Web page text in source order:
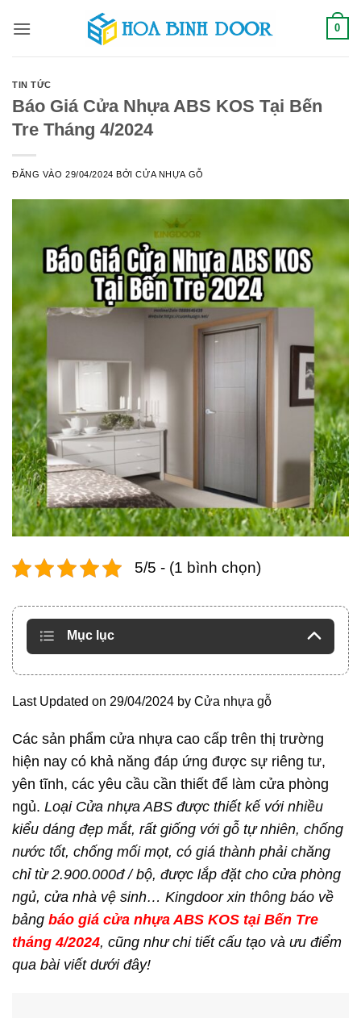
qua
0
TIN TỨC
Báo Giá Cửa Nhựa ABS KOS Tại Bến
Tre Tháng 4/2024
ĐĂNG VÀO29/04/2024 BỞICỬA NHỰA GỖ
5/5 - (1 bình chọn)
Mục lục
Last Updated on 29/04/2024 by Cửa nhựa gỗ
Các sản phẩm cửa nhựa cao cấp trên thị trường
hiện nay có khả năng đáp ứng được sự riêng tư,
yên tĩnh, các yêu cầu cần thiết để làm cửa phòng
ngủ. Loại Cửa nhựa ABS được thiết kế với nhiều
kiểu dáng đẹp mắt, rất giống với gỗ tự nhiên, chống
nước tốt, chống mối mọt, có giá thành phải chăng
chỉ từ 2.900.000đ / bộ, được lắp đặt cho cửa phòng
ngủ, cửa nhà vệ sinh… Kingdoor xin thông báo về
bảng báo giá cửa nhựa ABS KOS tại Bến Tre
tháng 4/2024, cũng như chi tiết cấu tạo và ưu điểm
qua bài viết dưới đây!